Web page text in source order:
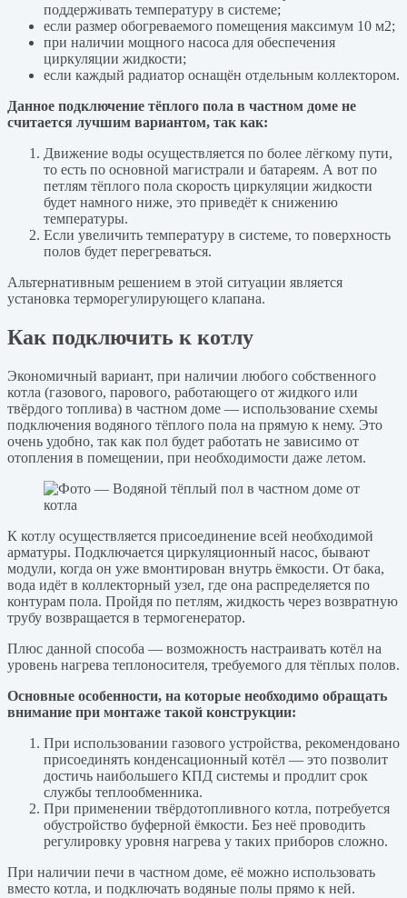
поддерживать температуру в системе;
если размер обогреваемого помещения максимум 10 м2;
при наличии мощного насоса для обеспечения
циркуляции жидкости;
если каждый радиатор оснащён отдельным коллектором.
Данное подключение тёплого пола в частном доме не
считается лучшим вариантом, так как:
Движение воды осуществляется по более лёгкому пути,
то есть по основной магистрали и батареям. А вот по
петлям тёплого пола скорость циркуляции жидкости
будет намного ниже, это приведёт к снижению
температуры.
Если увеличить температуру в системе, то поверхность
полов будет перегреваться.
Альтернативным решением в этой ситуации является
установка терморегулирующего клапана.
Как подключить к котлу
Экономичный вариант, при наличии любого собственного
котла (газового, парового, работающего от жидкого или
твёрдого топлива) в частном доме — использование схемы
подключения водяного тёплого пола на прямую к нему. Это
очень удобно, так как пол будет работать не зависимо от
отопления в помещении, при необходимости даже летом.
К котлу осуществляется присоединение всей необходимой
арматуры. Подключается циркуляционный насос, бывают
модули, когда он уже вмонтирован внутрь ёмкости. От бака,
вода идёт в коллекторный узел, где она распределяется по
контурам пола. Пройдя по петлям, жидкость через возвратную
трубу возвращается в термогенератор.
Плюс данной способа — возможность настраивать котёл на
уровень нагрева теплоносителя, требуемого для тёплых полов.
Основные особенности, на которые необходимо обращать
внимание при монтаже такой конструкции:
При использовании газового устройства, рекомендовано
присоединять конденсационный котёл — это позволит
достичь наибольшего КПД системы и продлит срок
службы теплообменника.
При применении твёрдотопливного котла, потребуется
обустройство буферной ёмкости. Без неё проводить
регулировку уровня нагрева у таких приборов сложно.
При наличии печи в частном доме, её можно использовать
вместо котла, и подключать водяные полы прямо к ней.